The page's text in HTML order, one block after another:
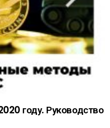
году. Руководство